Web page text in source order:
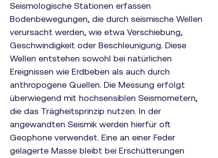
Seismologische Stationen erfassen
Bodenbewegungen, die durch seismische Wellen
verursacht werden, wie etwa Verschiebung,
Geschwindigkeit oder Beschleunigung. Diese
Wellen entstehen sowohl bei natürlichen
Ereignissen wie Erdbeben als auch durch
anthropogene Quellen. Die Messung erfolgt
überwiegend mit hochsensiblen Seismometern,
die das Trägheitsprinzip nutzen. In der
angewandten Seismik werden hierfür oft
Geophone verwendet. Eine an einer Feder
gelagerte Masse bleibt bei Erschütterungen